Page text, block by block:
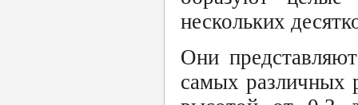
нескольких
Они
самых различных